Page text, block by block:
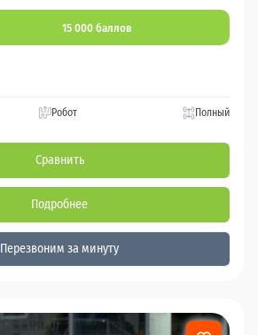
15 000 баллов
Робот Полный
Сравнить
Подробнее
Перезвоним за минуту